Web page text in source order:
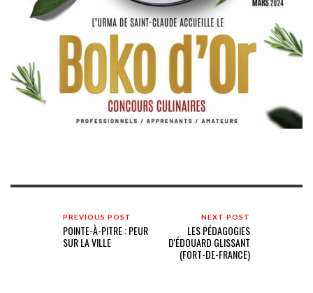
PREVIOUS POST
POINTE-À-PITRE : PEUR
SUR LA VILLE
NEXT POST
LES PÉDAGOGIES
D'ÉDOUARD GLISSANT
(FORT-DE-FRANCE)